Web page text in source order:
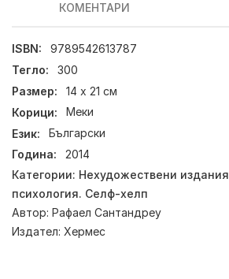
КОМЕНТАРИ
ISBN:
9789542613787
Тегло:
300
Размер:
14 х 21 см
Корици:
Меки
Език:
Български
Година:
2014
Категории: Нехудожествени издания
психология. Селф-хелп
Автор: Рафаел Сантандреу
Издател: Хермес